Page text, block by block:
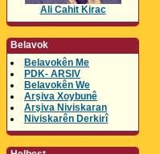
Ali Cahit Kirac
Belavok
Belavokên Me
PDK- ARSIV
Belavokên We
Arşiva Xoybunê
Arşiva Niviskaran
Niviskarên Derkirî